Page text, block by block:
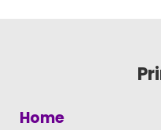
Home